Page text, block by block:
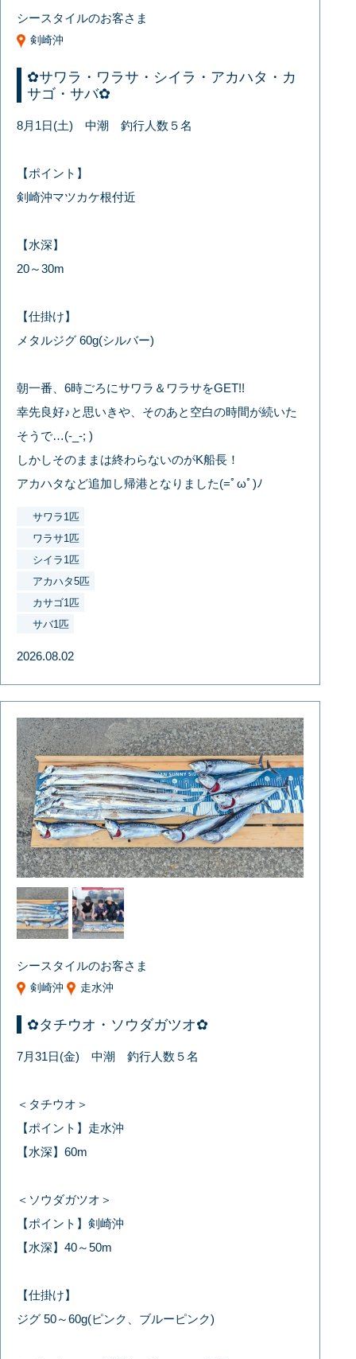
シースタイルのお客さま
剣崎沖
✿サワラ・ワラサ・シイラ・アカハタ・カ
サゴ・サバ✿
8月1日(土) 中潮 釣行人数５名
【ポイント】
剣崎沖マツカケ根付近
【水深】
20～30m
【仕掛け】
メタルジグ 60g(シルバー)
朝一番、6時ごろにサワラ＆ワラサをGET!!
幸先良好♪と思いきや、そのあと空白の時間が続いた
そうで…(-_-; )
しかしそのままは終わらないのがK船長！
アカハタなど追加し帰港となりました(=ﾟωﾟ)ﾉ
サワラ1匹
ワラサ1匹
シイラ1匹
アカハタ5匹
カサゴ1匹
サバ1匹
2026.08.02
シースタイルのお客さま
剣崎沖 走水沖
✿タチウオ・ソウダガツオ✿
7月31日(金) 中潮 釣行人数５名
＜タチウオ＞
【ポイント】走水沖
【水深】60m
＜ソウダガツオ＞
【ポイント】剣崎沖
【水深】40～50m
【仕掛け】
ジグ 50～60g(ピンク、ブルーピンク)